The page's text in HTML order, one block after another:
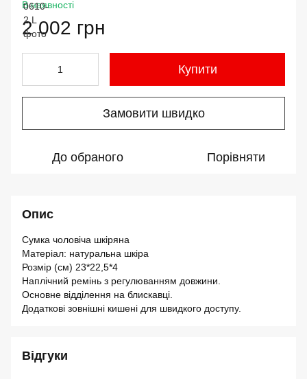
В наявності
2 002 грн
Купити
Замовити швидко
До обраного Порівняти
Опис
Сумка чоловіча шкіряна
Матеріал: натуральна шкіра
Розмір (см) 23*22,5*4
Наплічний ремінь з регулюванням довжини.
Основне відділення на блискавці.
Додаткові зовнішні кишені для швидкого доступу.
Відгуки